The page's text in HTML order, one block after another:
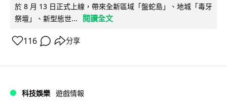
於 8 月 13 日正式上線，帶來全新區域「盤蛇島」、地城「毒牙
祭壇」、新型態世...
閱讀全文
116 分享
科技娛樂 遊戲情報